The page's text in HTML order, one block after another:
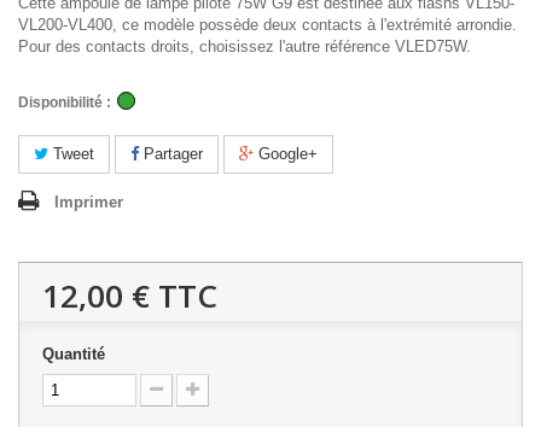
VL200-VL400, ce modèle possède deux contacts à l'extrémité arrondie.
Pour des contacts droits, choisissez l'autre référence VLED75W.
Disponibilité :
Tweet Partager Google+
Imprimer
12,00 € TTC
Quantité